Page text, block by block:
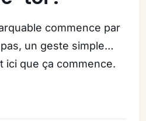
commence par
un geste simple…
ici que ça commence.